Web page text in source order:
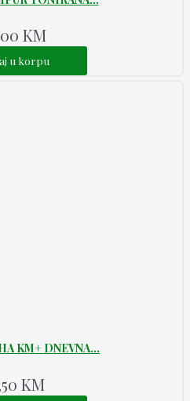
KM
u korpu
KM+ DNEVNA...
KM